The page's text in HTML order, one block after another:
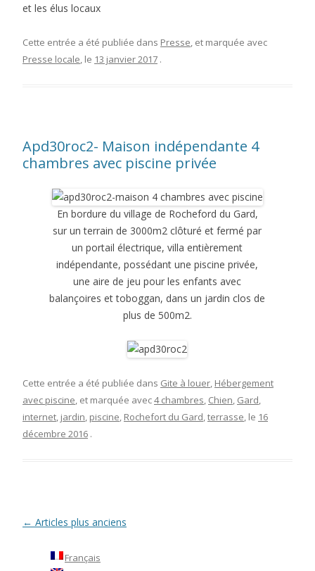
et les élus locaux
Cette entrée a été publiée dans Presse, et marquée avec
Presse locale, le 13 janvier 2017 .
Apd30roc2- Maison indépendante 4
chambres avec piscine privée
En bordure du village de Rocheford du Gard,
sur un terrain de 3000m2 clôturé et fermé par
un portail électrique, villa entièrement
indépendante, possédant une piscine privée,
une aire de jeu pour les enfants avec
balançoires et toboggan, dans un jardin clos de
plus de 500m2.
Cette entrée a été publiée dans Gite à louer, Hébergement
avec piscine, et marquée avec4 chambres, Chien, Gard,
internet, jardin, piscine, Rochefort du Gard,terrasse, le 16
décembre 2016 .
← Articles plus anciens
Français